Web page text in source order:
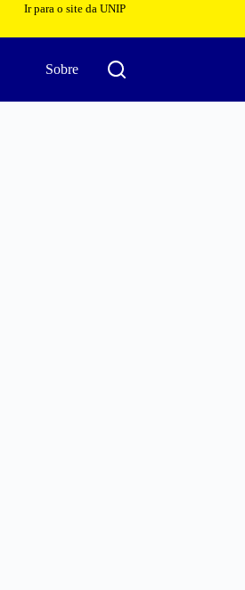
Ir para o site da UNIP
Sobre